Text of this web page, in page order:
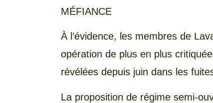
MÉFIANCE
À l’évidence, les membres de
opération de plus en plus
révélées depuis juin dans les
La proposition de régime semi-